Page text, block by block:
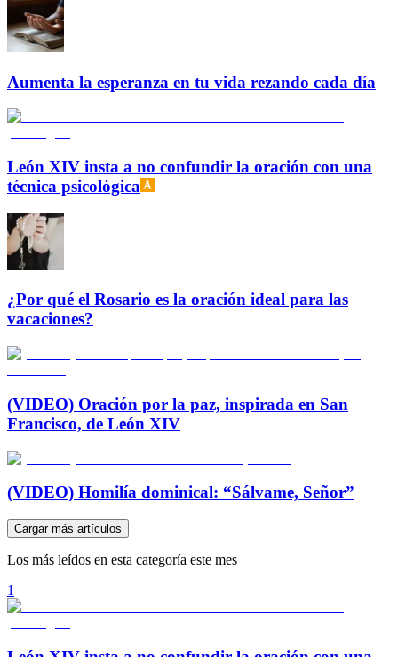
Aumenta la esperanza en tu vida rezando cada día
León XIV insta a no confundir la oración con una
técnica psicológica
¿Por qué el Rosario es la oración ideal para las
vacaciones?
(VIDEO) Oración por la paz, inspirada en San
Francisco, de León XIV
(VIDEO) Homilía dominical: “Sálvame, Señor”
Cargar más artículos
Los más leídos en esta categoría este mes
1